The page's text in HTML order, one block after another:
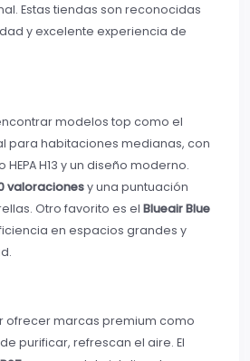
Estas tiendas son reconocidas
y excelente experiencia de
modelos top como el
para habitaciones medianas, con
H13 y un diseño moderno.
valoracionesy una puntuación
Otro favorito es el Blueair Blue
en espacios grandes y
ofrecer marcas premium como
purificar, refrescan el aire. El